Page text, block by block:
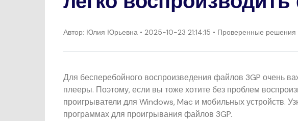
Автор: Юлия Юрьевна • 2025-10-23 21:14:15 • Проверенные решения
Для бесперебойного воспроизведения файлов 3GP очень
плееры. Поэтому, если вы тоже хотите без проблем
проигрыватели для Windows, Mac и мобильных устройств.
программах для проигрывания файлов 3GP.